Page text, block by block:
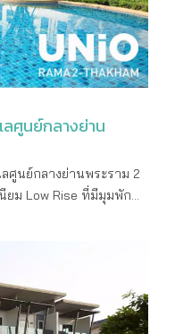
ลศูนย์กลางย่าน
ลศูนย์กลางย่านพระราม 2
นียม Low Rise ที่มีมุมพัก
อร์ท แต่ยังคงอยู่
ญ่ของย่านพระราม 2 ซึ่ง
โฮมออฟฟิศ รวมถึง
รถยนต์ส่วนตัว ใกล้
ามารถเดินทางเข้าตัว